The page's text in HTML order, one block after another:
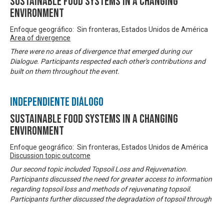
Environment
Enfoque geográfico: Sin fronteras, Estados Unidos de América
Area of divergence
There were no areas of divergence that emerged during our
Dialogue. Participants respected each other's contributions and
built on them throughout the event.
Independiente Diálogo
Sustainable Food Systems in a Changing
Environment
Enfoque geográfico: Sin fronteras, Estados Unidos de América
Discussion topic outcome
Our second topic included Topsoil Loss and Rejuvenation.
Participants discussed the need for greater access to information
regarding topsoil loss and methods of rejuvenating topsoil.
Participants further discussed the degradation of topsoil through